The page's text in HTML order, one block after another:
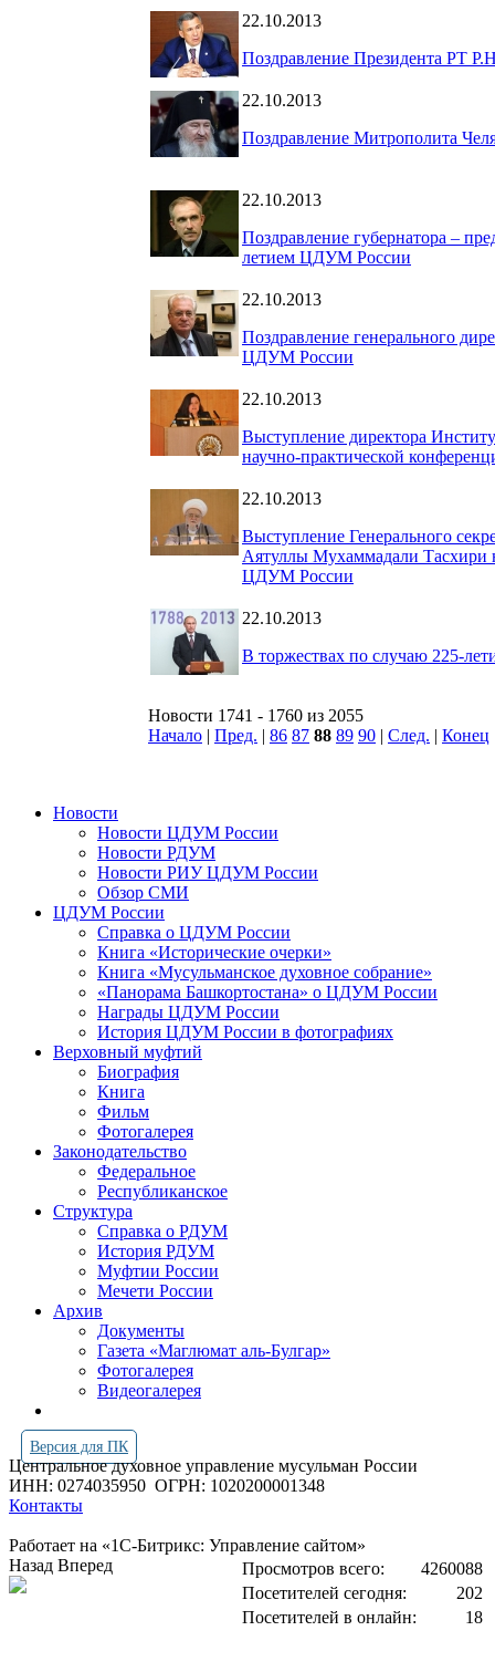
22.10.2013
Поздравление Президента РТ
22.10.2013
Поздравление Митрополита
22.10.2013
Поздравление губернатора ‒
летием ЦДУМ России
22.10.2013
Поздравление генерального
ЦДУМ России
22.10.2013
Выступление директора
научно-практической
22.10.2013
Выступление Генерального
Аятуллы Мухаммадали Тасхири
ЦДУМ России
22.10.2013
В торжествах по случаю 225-
Новости 1741 - 1760 из 2055
Начало | Пред. | 86 87 88 89 90 | След. | Конец
Новости
Новости ЦДУМ России
Новости РДУМ
Новости РИУ ЦДУМ России
Обзор СМИ
ЦДУМ России
Справка о ЦДУМ России
Книга «Исторические очерки»
Книга «Мусульманское духовное собрание»
«Панорама Башкортостана» о ЦДУМ России
Награды ЦДУМ России
История ЦДУМ России в фотографиях
Верховный муфтий
Биография
Книга
Фильм
Фотогалерея
Законодательство
Федеральное
Республиканское
Структура
Справка о РДУМ
История РДУМ
Муфтии России
Мечети России
Архив
Документы
Газета «Маглюмат аль-Булгар»
Фотогалерея
Видеогалерея
Версия для ПК
Центральное духовное управление мусульман России
ИНН: 0274035950 ОГРН: 1020200001348
Контакты
Работает на «1С-Битрикс: Управление сайтом»
Просмотров всего:
4260088
Посетителей сегодня:
202
Посетителей в онлайн:
18
Назад Вперед